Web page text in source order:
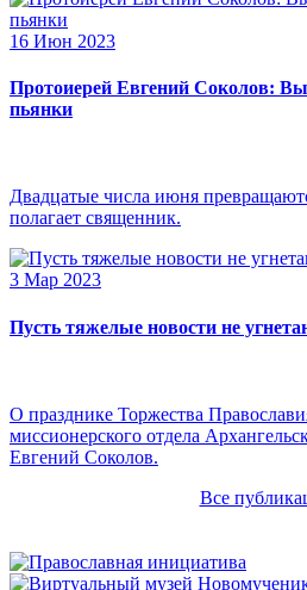
16 Июн 2023
Протоиерей Евгений Соколов:
пьянки
Двадцатые числа июня
полагает священник.
3 Мар 2023
Пусть тяжелые новости не
О празднике Торжества
миссионерского отдела
Евгений Соколов.
Все